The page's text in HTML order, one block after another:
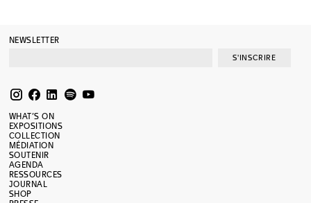
NEWSLETTER
S'INSCRIRE
WHAT’S ON
EXPOSITIONS
COLLECTION
MÉDIATION
SOUTENIR
AGENDA
RESSOURCES
JOURNAL
SHOP